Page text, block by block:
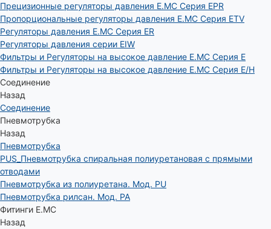
Прецизионные регуляторы давления E.MC Серия EPR
Пропорциональные регуляторы давления E.MC Серия ETV
Регуляторы давления E.MC Серия ER
Регуляторы давления серии EIW
Фильтры и Регуляторы на высокое давление E.MC Серия E
Фильтры и Регуляторы на высокое давление E.MC Серия E/H
Соединение
Назад
Соединение
Пневмотрубка
Назад
Пневмотрубка
PUS_Пневмотрубка спиральная полиуретановая с прямыми
отводами
Пневмотрубка из полиуретана. Мод. РU
Пневмотрубка рилсан. Мод. PA
Фитинги E.MC
Назад